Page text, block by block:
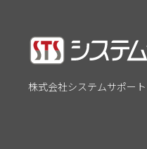
株式会社システムサポート